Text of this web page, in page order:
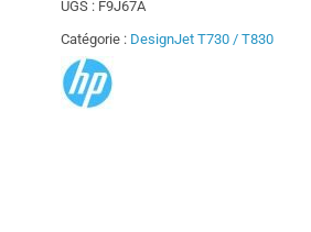
UGS : F9J67A
Catégorie : DesignJet T730 / T830